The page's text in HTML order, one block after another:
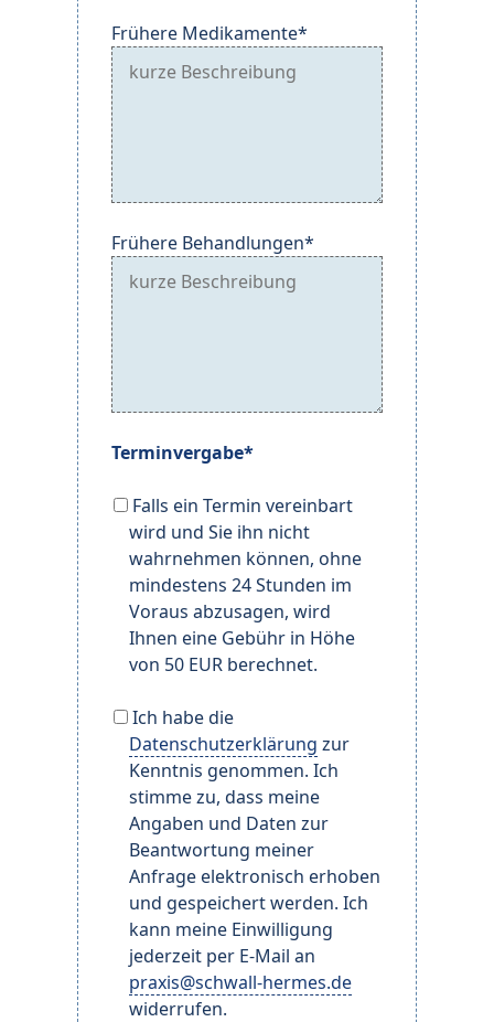
Frühere Medikamente*
Frühere Behandlungen*
Terminvergabe*
Falls ein Termin vereinbart
wird und Sie ihn nicht
wahrnehmen können, ohne
mindestens 24 Stunden im
Voraus abzusagen, wird
Ihnen eine Gebühr in Höhe
von 50 EUR berechnet.
Ich habe die
Datenschutzerklärung zur
Kenntnis genommen. Ich
stimme zu, dass meine
Angaben und Daten zur
Beantwortung meiner
Anfrage elektronisch erhoben
und gespeichert werden. Ich
kann meine Einwilligung
jederzeit per E-Mail an
praxis@schwall-hermes.de
widerrufen.